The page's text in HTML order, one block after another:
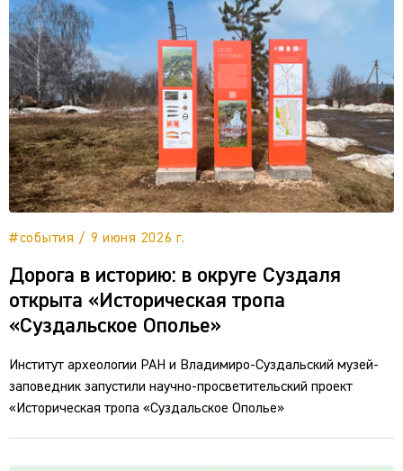
#события / 9 июня 2026 г.
Дорога в историю: в округе Суздаля
открыта «Историческая тропа
«Суздальское Ополье»
Институт археологии РАН и Владимиро-Суздальский музей-
заповедник запустили научно-просветительский проект
«Историческая тропа «Суздальское Ополье»